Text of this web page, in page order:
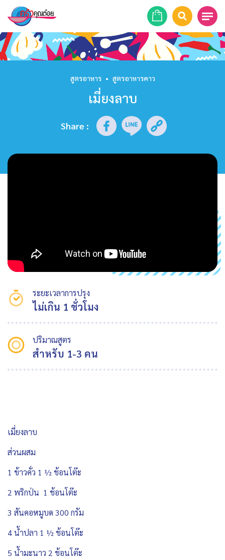
หน้าแรก
รายการย้อนหลัง
สูตรอาหาร • สูตรอาหารคาว
เมี่ยงลาบ
Share :
ระยะเวลาการปรุง
ไม่เกิน 1 ชั่วโมง
ปริมาณสูตร
สำหรับ 1-3 คน
เมี่ยงลาบ
ส่วนผสม
1 ข้าวคั่ว 1 ½ ช้อนโต๊ะ
2 พริกป่น 1 ช้อนโต๊ะ
3 สันคอหมูบด 300 กรัม
4 น้ำปลา 1 ½ ช้อนโต๊ะ
5 น้ำมะนาว 2 ช้อนโต๊ะ